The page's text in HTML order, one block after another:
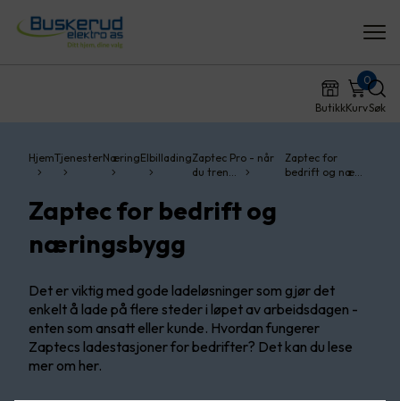
ButikkKurv
0
Søk
HjemTjenesterNæringElbilladingZaptec Pro - når
du tren…
Zaptec for
bedrift og næ…
Zaptec for bedrift og
næringsbygg
Det er viktig med gode ladeløsninger som gjør det
enkelt å lade på flere steder i løpet av arbeidsdagen -
enten som ansatt eller kunde. Hvordan fungerer
Zaptecs ladestasjoner for bedrifter? Det kan du lese
mer om her.